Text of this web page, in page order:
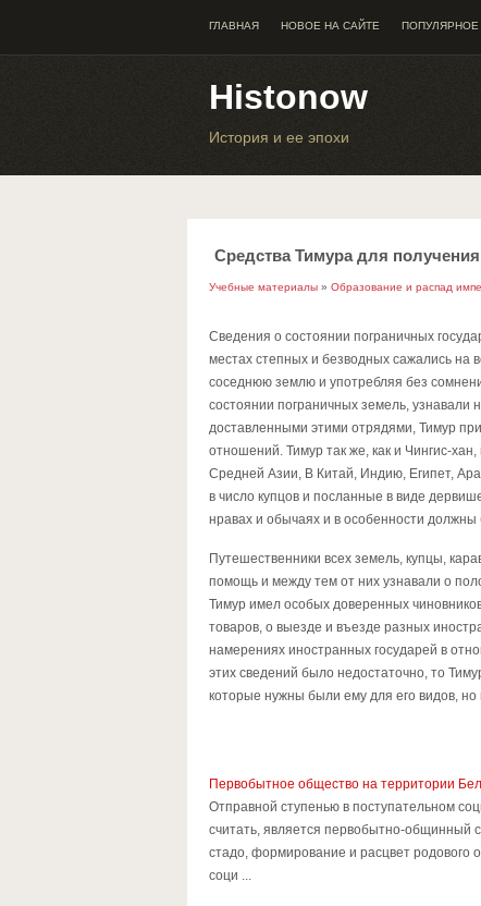
ГЛАВНАЯ НОВОЕ НА САЙТЕ
Histonow
История и ее эпохи
Средства Тимура для
Учебные материалы » Образование и распад
Сведения о состоянии погpаничных
местах степных и безводных сажались на
соседнюю землю и употpебляя без
состоянии погpаничных земель, узнавали
доставленными этими отpядями, Тимуp
отношений. Тимур так же, как и Чингис-
Средней Азии, В Китай, Индию, Египет,
в число купцов и посланные в виде
нравах и обычаях и в особенности
Путешественники всех земель, купцы,
помощь и между тем от них узнавали о
Тимур имел особых доверенных
товаров, о выезде и въезде разных
намерениях иностранных государей в
этих сведений было недостаточно, то
которые нужны были ему для его видов,
Первобытное общество на территории
Отправной ступенью в поступательном
считать, является первобытно-общинный
стадо, формирование и расцвет родового
соци ...